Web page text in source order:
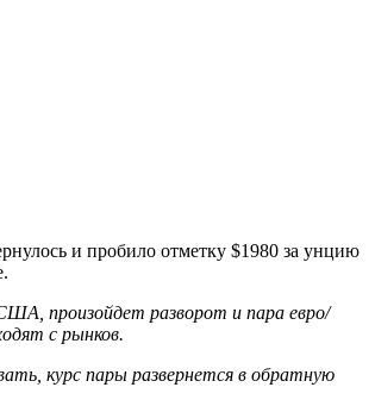
и пробило отметку $1980 за унцию
произойдет разворот и пара евро/
с рынков.
курс пары развернется в обратную